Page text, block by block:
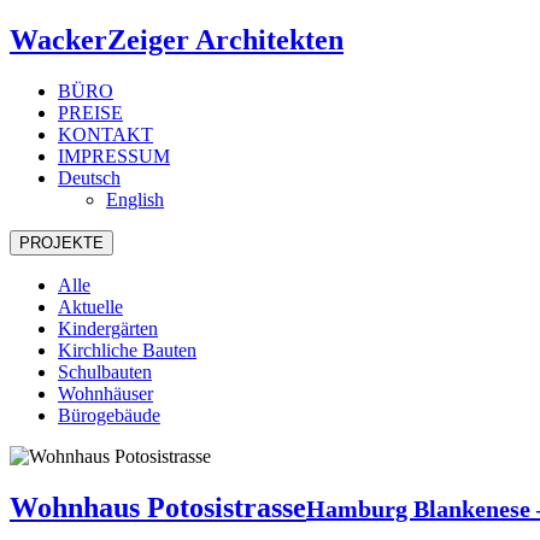
WackerZeiger Architekten
BÜRO
PREISE
KONTAKT
IMPRESSUM
Deutsch
English
PROJEKTE
Alle
Aktuelle
Kindergärten
Kirchliche Bauten
Schulbauten
Wohnhäuser
Bürogebäude
Wohnhaus PotosistrasseHamburg Blankenese